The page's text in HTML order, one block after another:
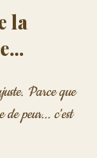
la
Parce que
de peur... c'est